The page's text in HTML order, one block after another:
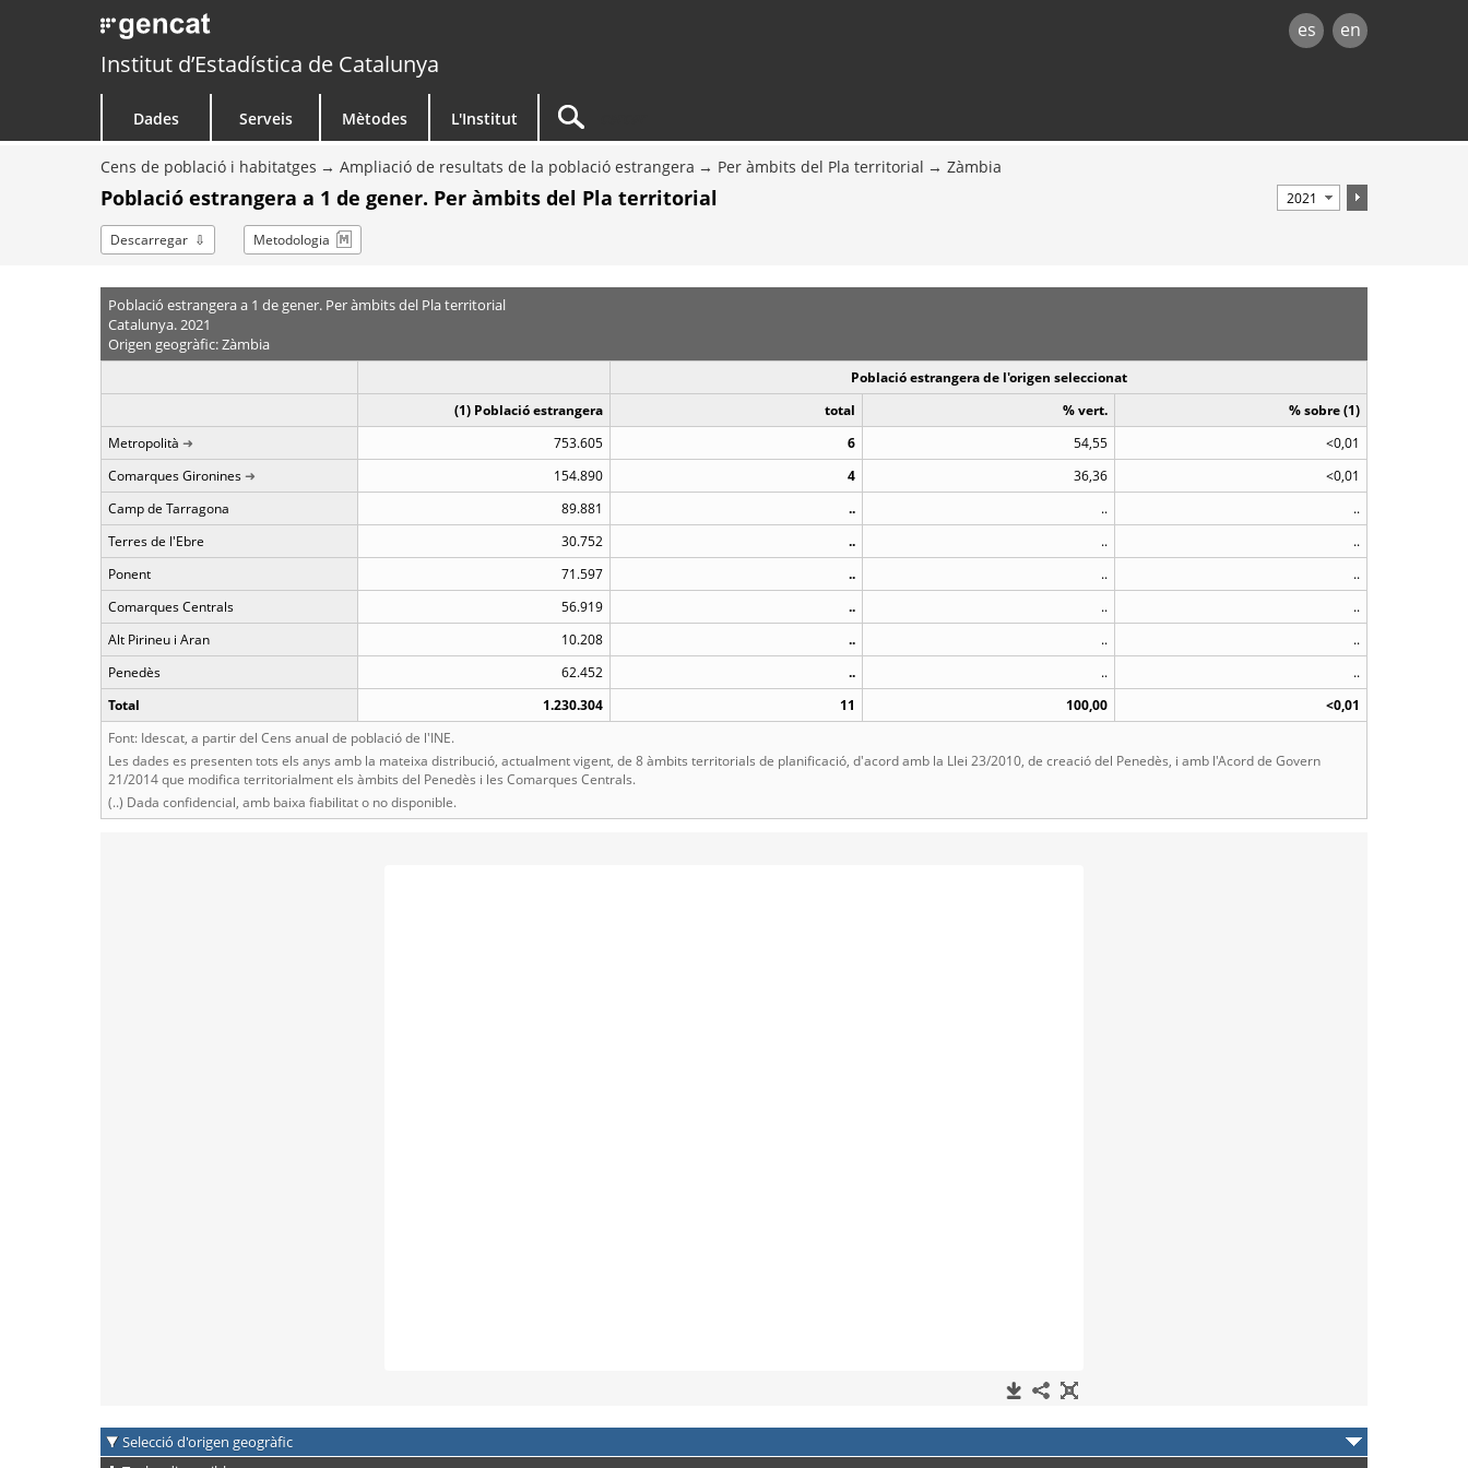
es en
Institut d’Estadística de Catalunya
Dades Serveis Mètodes L'Institut
Cens de població i habitatges Ampliació de resultats de la població estrangera Per àmbits del Pla territorial Zàmbia
Població estrangera a 1 de gener. Per àmbits del Pla territorial
Descarregar Metodologia
Població estrangera a 1 de gener. Per àmbits del Pla territorial
Catalunya. 2021
Origen geogràfic: Zàmbia
Població estrangera de l'origen seleccionat
(1) Població estrangera
total % vert.
% sobre (1)
Metropolità
753.605 6 54,55
<0,01
Comarques Gironines
154.890 4 36,36
<0,01
Camp de Tarragona
89.881 .. ..
..
Terres de l'Ebre
30.752 .. ..
..
Ponent
71.597 .. ..
..
Comarques Centrals
56.919 .. ..
..
Alt Pirineu i Aran
10.208 .. ..
..
Penedès
62.452 .. ..
..
Total
1.230.304 11 100,00
<0,01
Font: Idescat, a partir del Cens anual de població de l'INE.
Les dades es presenten tots els anys amb la mateixa distribució, actualment vigent, de 8 àmbits territorials de planificació, d'acord amb la Llei 23/2010, de creació del Penedès, i amb l'Acord de Govern
21/2014 que modifica territorialment els àmbits del Penedès i les Comarques Centrals.
(..) Dada confidencial, amb baixa fiabilitat o no disponible.
Selecció d'origen geogràfic